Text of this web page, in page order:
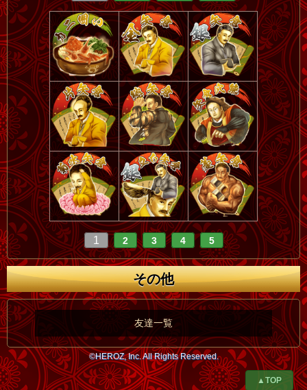
1 2 3 4 5
その他
友達一覧
©HEROZ, Inc. All Rights Reserved.
▲TOP